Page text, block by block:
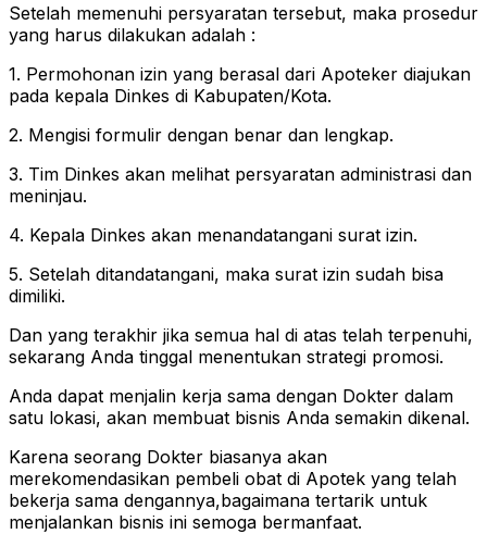
Setelah memenuhi persyaratan tersebut, maka prosedur
yang harus dilakukan adalah :
1. Permohonan izin yang berasal dari Apoteker diajukan
pada kepala Dinkes di Kabupaten/Kota.
2. Mengisi formulir dengan benar dan lengkap.
3. Tim Dinkes akan melihat persyaratan administrasi dan
meninjau.
4. Kepala Dinkes akan menandatangani surat izin.
5. Setelah ditandatangani, maka surat izin sudah bisa
dimiliki.
Dan yang terakhir jika semua hal di atas telah terpenuhi,
sekarang Anda tinggal menentukan strategi promosi.
Anda dapat menjalin kerja sama dengan Dokter dalam
satu lokasi, akan membuat bisnis Anda semakin dikenal.
Karena seorang Dokter biasanya akan
merekomendasikan pembeli obat di Apotek yang telah
bekerja sama dengannya,bagaimana tertarik untuk
menjalankan bisnis ini semoga bermanfaat.